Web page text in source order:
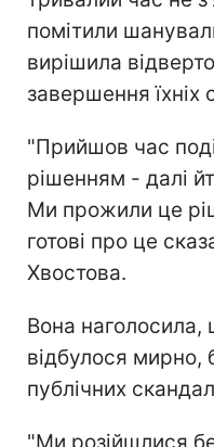
помітили
вирішила
завершення їхніх
"Прийшов час
рішенням - далі
Ми прожили це
готові про це
Хвостова.
Вона наголосила,
відбулося мирно,
публічних
"Ми розійшлися